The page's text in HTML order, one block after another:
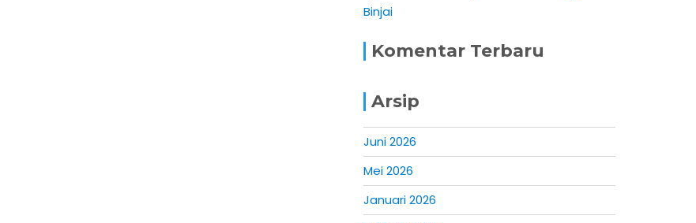
Binjai
Komentar Terbaru
Arsip
Juni 2026
Mei 2026
Januari 2026